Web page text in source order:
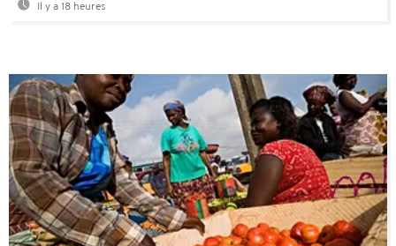
Il y a 18 heures